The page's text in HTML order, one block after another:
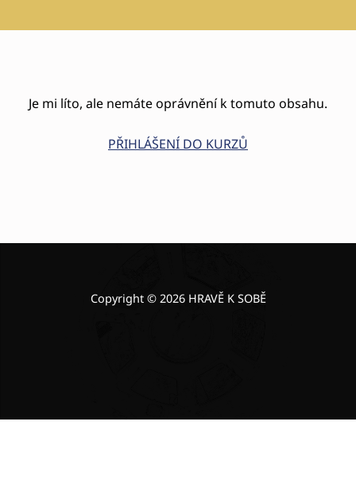
Je mi líto, ale nemáte oprávnění k tomuto obsahu.
PŘIHLÁŠENÍ DO KURZŮ
Copyright © 2026 HRAVĚ K SOBĚ